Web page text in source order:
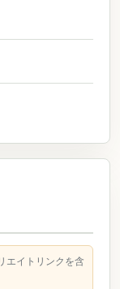
エイトリンクを含